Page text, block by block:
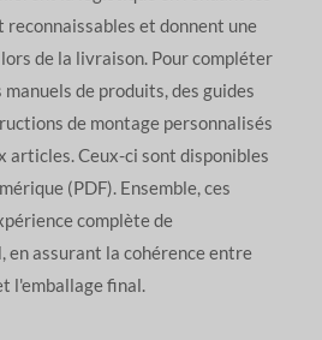
et donnent une
de la livraison. Pour compléter
de produits, des guides
de montage personnalisés
articles. Ceux-ci sont disponibles
(PDF). Ensemble, ces
complète de
en assurant la cohérence entre
l'emballage final.